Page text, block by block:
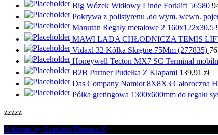
Big Wózek Widłowy Linde Forklift 56580
Pokrywa z polistyrenu ,do wym. wewn.
Manutan Regały metalowe 2
MAWI LADA CHŁODNICZA TEMIS
Vidaxl 32 Kółka Skrętne 75Mm (277835)
Honeywell Tecton MX7 SC Terminal
B2B Partner Pudełka Z Klapami 139,91 zł
Das Company Namiot 8X8X3 Całoroczna
Półka gretingowa 1300x600mm do regału
zzzzz
A theme by Gradient Themes ©